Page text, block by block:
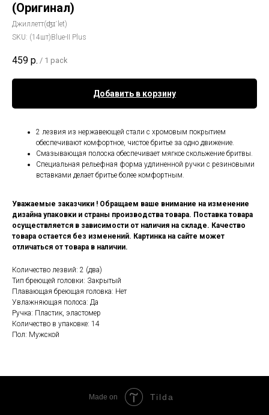
(Оригинал)
Джиллетт(ʤɪˈlet)
SKU: (14шт)Blue-II Plus
459 р. / 1 pack
Добавить в корзину
2 лезвия из нержавеющей стали с хромовым покрытием
обеспечивают комфортное, чистое бритье за одно движение.
Смазывающая полоска обеспечивает мягкое скольжение бритвы.
Специальная рельефная форма удлиненной ручки с резиновыми
вставками делает бритье более комфортным.
Уважаемые заказчики ! Обращаем ваше внимание на изменение
дизайна упаковки и страны производства товара. Поставка товара
осуществляется в зависимости от наличия на складе. Качество
товара остается без изменений. Картинка на сайте может
отличаться от товара в наличии.
Количество лезвий: 2 (два)
Тип бреющей головки: Закрытый
Плавающая бреющая головка: Нет
Увлажняющая полоса: Да
Ручка: Пластик, эластомер
Количество в упаковке: 14
Пол: Мужской
Made on Tilda